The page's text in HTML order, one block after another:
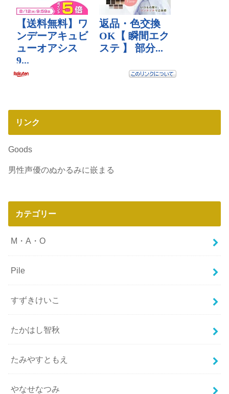
リンク
Goods
男性声優のぬかるみに嵌まる
カテゴリー
M・A・O
Pile
すずきけいこ
たかはし智秋
たみやすともえ
やなせなつみ